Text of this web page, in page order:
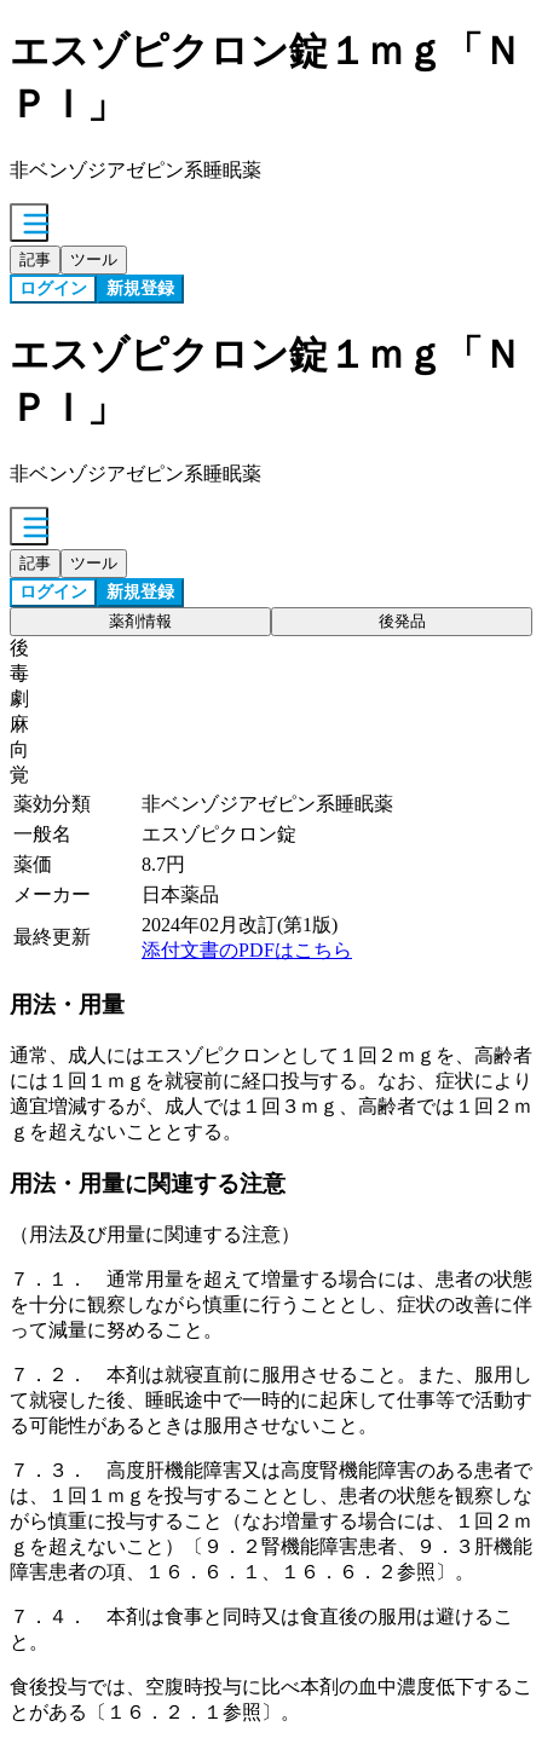
エスゾピクロン錠１ｍｇ「Ｎ
ＰＩ」
非ベンゾジアゼピン系睡眠薬
記事 ツール
ログイン 新規登録
エスゾピクロン錠１ｍｇ「Ｎ
ＰＩ」
非ベンゾジアゼピン系睡眠薬
記事 ツール
ログイン 新規登録
薬剤情報 後発品
後
毒
劇
麻
向
覚
薬効分類
非ベンゾジアゼピン系睡眠薬
一般名
エスゾピクロン錠
薬価
8.7円
メーカー
日本薬品
最終更新
2024年02月改訂(第1版)
添付文書のPDFはこちら
用法・用量
通常、成人にはエスゾピクロンとして１回２ｍｇを、高齢者
には１回１ｍｇを就寝前に経口投与する。なお、症状により
適宜増減するが、成人では１回３ｍｇ、高齢者では１回２ｍ
ｇを超えないこととする。
用法・用量に関連する注意
（用法及び用量に関連する注意）
７．１． 通常用量を超えて増量する場合には、患者の状態
を十分に観察しながら慎重に行うこととし、症状の改善に伴
って減量に努めること。
７．２． 本剤は就寝直前に服用させること。また、服用し
て就寝した後、睡眠途中で一時的に起床して仕事等で活動す
る可能性があるときは服用させないこと。
７．３． 高度肝機能障害又は高度腎機能障害のある患者で
は、１回１ｍｇを投与することとし、患者の状態を観察しな
がら慎重に投与すること（なお増量する場合には、１回２ｍ
ｇを超えないこと）〔９．２腎機能障害患者、９．３肝機能
障害患者の項、１６．６．１、１６．６．２参照〕。
７．４． 本剤は食事と同時又は食直後の服用は避けるこ
と。
食後投与では、空腹時投与に比べ本剤の血中濃度低下するこ
とがある〔１６．２．１参照〕。